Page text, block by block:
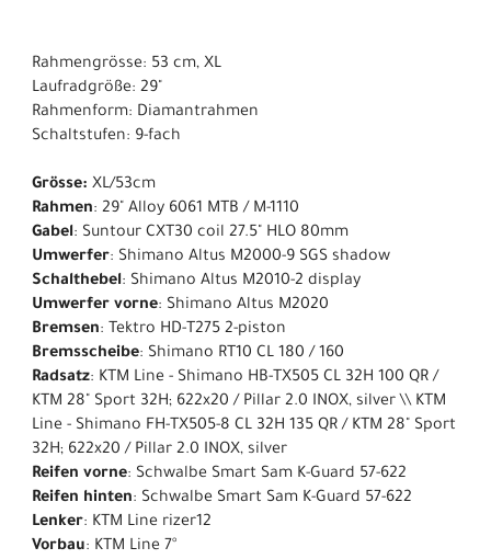
Rahmengrösse: 53 cm, XL
Laufradgröße: 29"
Rahmenform: Diamantrahmen
Schaltstufen: 9-fach
Grösse: XL/53cm
Rahmen: 29" Alloy 6061 MTB / M-1110
Gabel: Suntour CXT30 coil 27.5" HLO 80mm
Umwerfer: Shimano Altus M2000-9 SGS shadow
Schalthebel: Shimano Altus M2010-2 display
Umwerfer vorne: Shimano Altus M2020
Bremsen: Tektro HD-T275 2-piston
Bremsscheibe: Shimano RT10 CL 180 / 160
Radsatz: KTM Line - Shimano HB-TX505 CL 32H 100 QR /
KTM 28" Sport 32H; 622x20 / Pillar 2.0 INOX, silver \\ KTM
Line - Shimano FH-TX505-8 CL 32H 135 QR / KTM 28" Sport
32H; 622x20 / Pillar 2.0 INOX, silver
Reifen vorne: Schwalbe Smart Sam K-Guard 57-622
Reifen hinten: Schwalbe Smart Sam K-Guard 57-622
Lenker: KTM Line rizer12
Vorbau: KTM Line 7°